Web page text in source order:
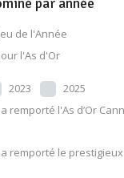
de l'Année
l'As d'Or
2023
2025
remporté l'As d’Or
remporté le prestigieux